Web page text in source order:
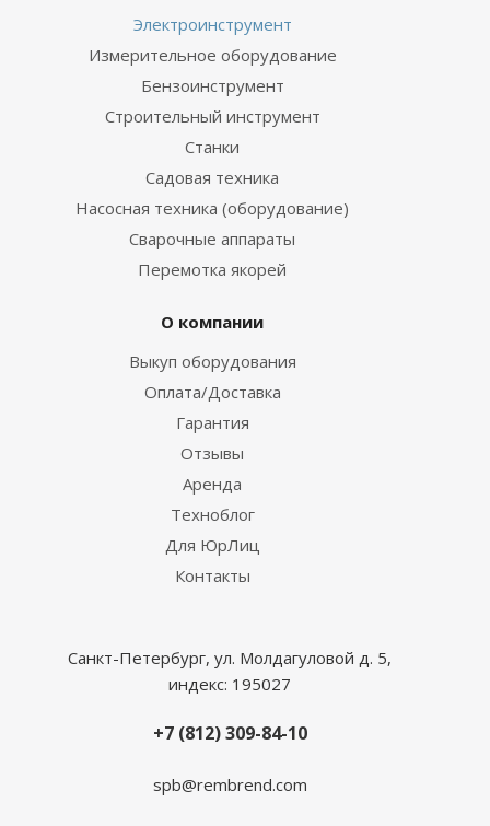
Электроинструмент
Измерительное оборудование
Бензоинструмент
Строительный инструмент
Станки
Садовая техника
Насосная техника (оборудование)
Сварочные аппараты
Перемотка якорей
О компании
Выкуп оборудования
Оплата/Доставка
Гарантия
Отзывы
Аренда
Техноблог
Для ЮрЛиц
Контакты
Санкт-Петербург, ул. Молдагуловой д. 5,
индекс: 195027
+7 (812) 309-84-10
spb@rembrend.com